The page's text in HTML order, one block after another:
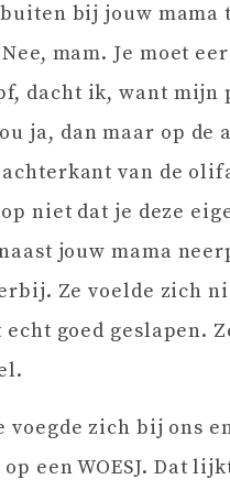
bij jouw mama
mam. Je moet
dacht ik, want
ja, dan maar op
achterkant van de
niet dat je deze
jouw mama
Ze voelde zich
goed geslapen.
voegde zich bij ons
een WOESJ. Dat